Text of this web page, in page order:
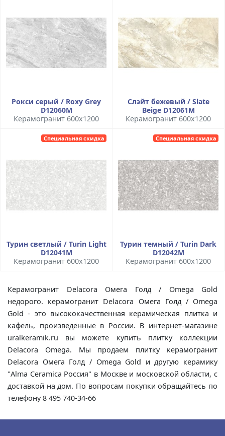
Рокси серый / Roxy Grey
D12060M
Керамогранит 600x1200
Слэйт бежевый / Slate
Beige D12061M
Керамогранит 600x1200
Специальная скидка
Турин светлый / Turin Light
D12041M
Керамогранит 600x1200
Специальная скидка
Турин темный / Turin Dark
D12042M
Керамогранит 600x1200
Керамогранит Delacora Омега Голд / Omega Gold
недорого. керамогранит Delacora Омега Голд / Omega
Gold - это высококачественная керамическая плитка и
кафель, произведенные в России. В интернет-магазине
uralkeramik.ru вы можете купить плитку коллекции
Delacora Omega. Мы продаем плитку керамогранит
Delacora Омега Голд / Omega Gold и другую керамику
"Alma Ceramica Россия" в Москве и московской области, с
доставкой на дом. По вопросам покупки обращайтесь по
телефону 8 495 740-34-66